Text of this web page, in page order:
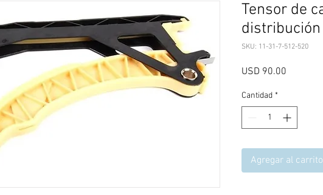
Tensor de
distribución
SKU: 11-31-7-512-520
USD 90.00
Cantidad *
Agregar al carrito